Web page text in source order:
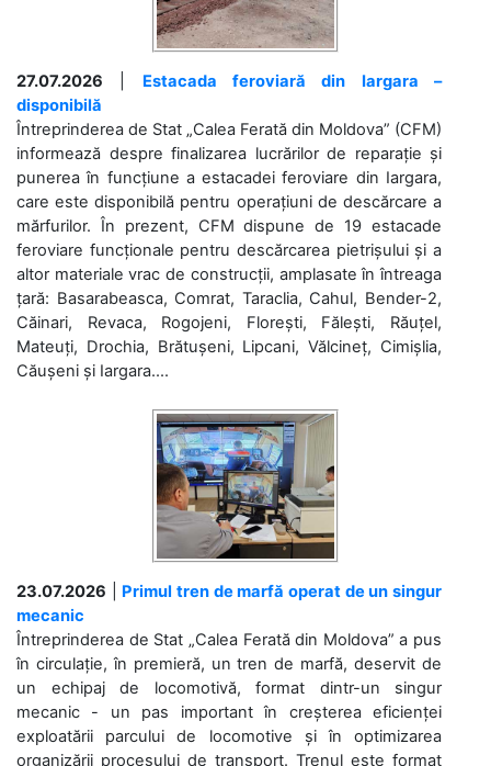
27.07.2026
Estacada feroviară din Iargara –
disponibilă
Întreprinderea de Stat „Calea Ferată din Moldova” (CFM)
informează despre finalizarea lucrărilor de reparație și
punerea în funcțiune a estacadei feroviare din Iargara,
care este disponibilă pentru operațiuni de descărcare a
mărfurilor. În prezent, CFM dispune de 19 estacade
feroviare funcționale pentru descărcarea pietrișului și a
altor materiale vrac de construcții, amplasate în întreaga
țară: Basarabeasca, Comrat, Taraclia, Cahul, Bender-2,
Căinari, Revaca, Rogojeni, Florești, Fălești, Răuțel,
Mateuți, Drochia, Brătușeni, Lipcani, Vălcineț, Cimișlia,
Căușeni și Iargara....
23.07.2026
Primul tren de marfă operat de un singur
mecanic
Întreprinderea de Stat „Calea Ferată din Moldova” a pus
în circulație, în premieră, un tren de marfă, deservit de
un echipaj de locomotivă, format dintr-un singur
mecanic - un pas important în creșterea eficienței
exploatării parcului de locomotive și în optimizarea
organizării procesului de transport. Trenul este format